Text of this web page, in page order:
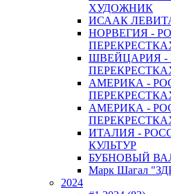
ХУДОЖНИК
ИСААК
НОРВЕГИЯ -
ШВЕЙЦАРИЯ -
АМЕРИКА -
АМЕРИКА -
ИТАЛИЯ -
КУЛЬТУР
БУБНОВЫЙ
Марк Шагал
2024